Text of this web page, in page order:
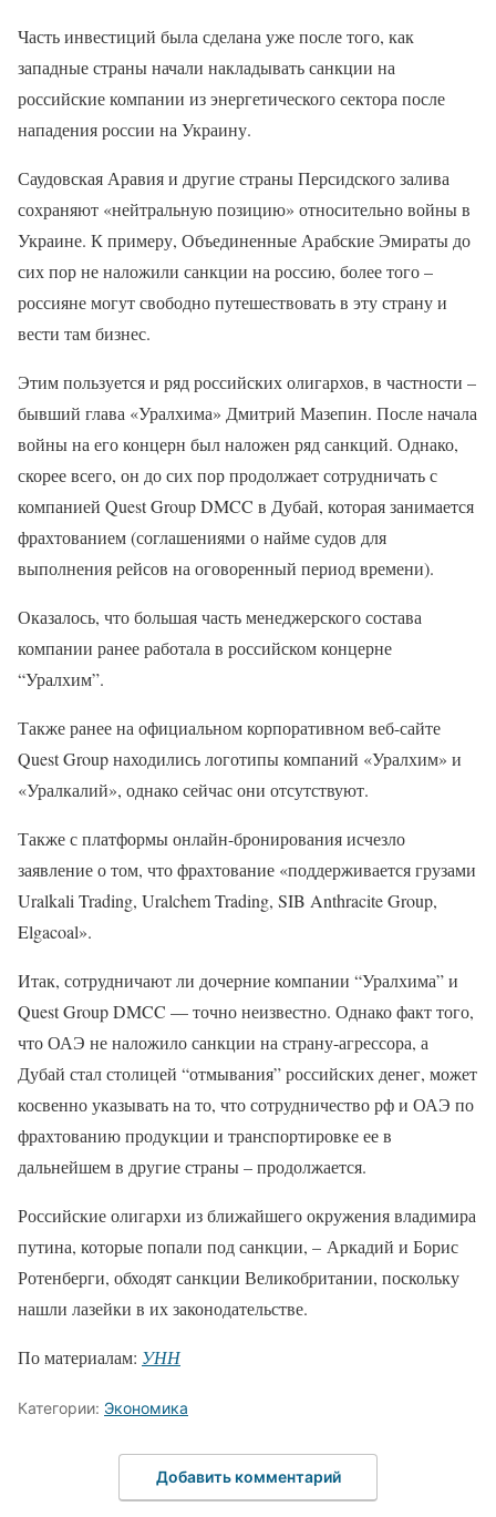
Часть инвестиций была сделана уже после того, как
западные страны начали накладывать санкции на
российские компании из энергетического сектора после
нападения россии на Украину.
Саудовская Аравия и другие страны Персидского залива
сохраняют «нейтральную позицию» относительно войны в
Украине. К примеру, Объединенные Арабские Эмираты до
сих пор не наложили санкции на россию, более того –
россияне могут свободно путешествовать в эту страну и
вести там бизнес.
Этим пользуется и ряд российских олигархов, в частности –
бывший глава «Уралхима» Дмитрий Мазепин. После начала
войны на его концерн был наложен ряд санкций. Однако,
скорее всего, он до сих пор продолжает сотрудничать с
компанией Quest Group DMCC в Дубай, которая занимается
фрахтованием (соглашениями о найме судов для
выполнения рейсов на оговоренный период времени).
Оказалось, что большая часть менеджерского состава
компании ранее работала в российском концерне
“Уралхим”.
Также ранее на официальном корпоративном веб-сайте
Quest Group находились логотипы компаний «Уралхим» и
«Уралкалий», однако сейчас они отсутствуют.
Также с платформы онлайн-бронирования исчезло
заявление о том, что фрахтование «поддерживается грузами
Uralkali Trading, Uralchem ​​Trading, SIB Anthracite Group,
Elgacoal».
Итак, сотрудничают ли дочерние компании “Уралхима” и
Quest Group DMCC — точно неизвестно. Однако факт того,
что ОАЭ не наложило санкции на страну-агрессора, а
Дубай стал столицей “отмывания” российских денег, может
косвенно указывать на то, что сотрудничество рф и ОАЭ по
фрахтованию продукции и транспортировке ее в
дальнейшем в другие страны – продолжается.
Российские олигархи из ближайшего окружения владимира
путина, которые попали под санкции, – Аркадий и Борис
Ротенберги, обходят санкции Великобритании, поскольку
нашли лазейки в их законодательстве.
По материалам: УНН
Категории: Экономика
Добавить комментарий